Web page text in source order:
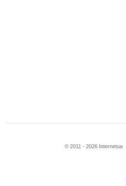
© 2011 - 2026 Internetua